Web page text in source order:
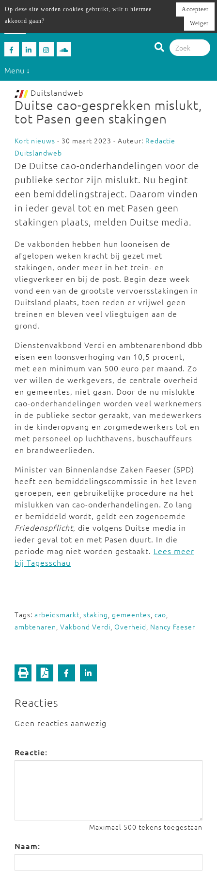
Menu ↓
Duitslandweb
Duitse cao-gesprekken mislukt,
tot Pasen geen stakingen
Kort nieuws - 30 maart 2023 - Auteur: Redactie
Duitslandweb
De Duitse cao-onderhandelingen voor de
publieke sector zijn mislukt. Nu begint
een bemiddelingstraject. Daarom vinden
in ieder geval tot en met Pasen geen
stakingen plaats, melden Duitse media.
De vakbonden hebben hun looneisen de
afgelopen weken kracht bij gezet met
stakingen, onder meer in het trein- en
vliegverkeer en bij de post. Begin deze week
vond een van de grootste vervoersstakingen in
Duitsland plaats, toen reden er vrijwel geen
treinen en bleven veel vliegtuigen aan de
grond.
Dienstenvakbond Verdi en ambtenarenbond dbb
eisen een loonsverhoging van 10,5 procent,
met een minimum van 500 euro per maand. Zo
ver willen de werkgevers, de centrale overheid
en gemeentes, niet gaan. Door de nu mislukte
cao-onderhandelingen worden veel werknemers
in de publieke sector geraakt, van medewerkers
in de kinderopvang en zorgmedewerkers tot en
met personeel op luchthavens, buschauffeurs
en brandweerlieden.
Minister van Binnenlandse Zaken Faeser (SPD)
heeft een bemiddelingscommissie in het leven
geroepen, een gebruikelijke procedure na het
mislukken van cao-onderhandelingen. Zo lang
er bemiddeld wordt, geldt een zogenoemde
Friedenspflicht, die volgens Duitse media in
ieder geval tot en met Pasen duurt. In die
periode mag niet worden gestaakt. Lees meer
bij Tagesschau
Tags: arbeidsmarkt, staking, gemeentes, cao,
ambtenaren, Vakbond Verdi, Overheid, Nancy Faeser
Reacties
Geen reacties aanwezig
Reactie:
Maximaal 500 tekens toegestaan
Naam:
Op deze site worden cookies gebruikt, wilt u hiermee
akkoord gaan?
Accepteer
Weiger